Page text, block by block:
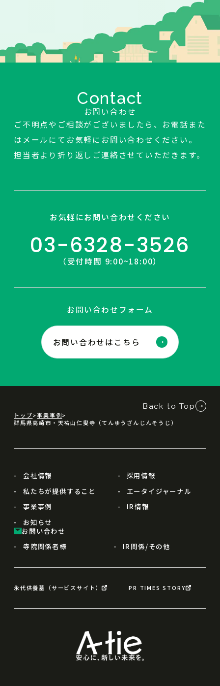
お問い合わせ
Contact
ご不明点やご相談がございましたら、お電話また
はメールにてお気軽にお問い合わせください。
担当者より折り返しご連絡させていただきます。
お気軽にお問い合わせください
03-6328-3526
（受付時間 9:00~18:00）
お問い合わせフォーム
お問い合わせはこちら
トップ
事業事例
群馬県高崎市・天祐山仁叟寺（てんゆうざんじんそうじ）
Back to Top
会社情報
私たちが提供すること
事業事例
お知らせ
採用情報
エータイジャーナル
IR情報
お問い合わせ
寺院関係者様
IR関係/その他
永代供養墓（サービスサイト） PR TIMES STORY